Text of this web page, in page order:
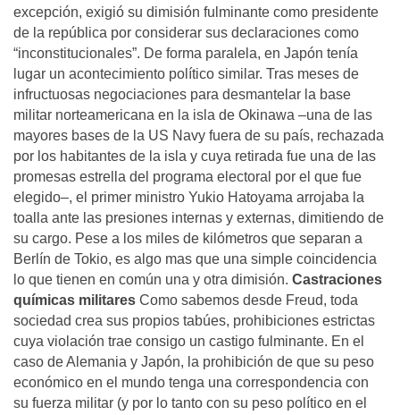
excepción, exigió su dimisión fulminante como presidente
de la república por considerar sus declaraciones como
“inconstitucionales”. De forma paralela, en Japón tenía
lugar un acontecimiento político similar. Tras meses de
infructuosas negociaciones para desmantelar la base
militar norteamericana en la isla de Okinawa –una de las
mayores bases de la US Navy fuera de su país, rechazada
por los habitantes de la isla y cuya retirada fue una de las
promesas estrella del programa electoral por el que fue
elegido–, el primer ministro Yukio Hatoyama arrojaba la
toalla ante las presiones internas y externas, dimitiendo de
su cargo. Pese a los miles de kilómetros que separan a
Berlín de Tokio, es algo mas que una simple coincidencia
lo que tienen en común una y otra dimisión. Castraciones
químicas militares Como sabemos desde Freud, toda
sociedad crea sus propios tabúes, prohibiciones estrictas
cuya violación trae consigo un castigo fulminante. En el
caso de Alemania y Japón, la prohibición de que su peso
económico en el mundo tenga una correspondencia con
su fuerza militar (y por lo tanto con su peso político en el